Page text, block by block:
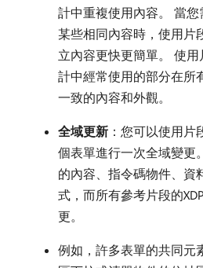
計中重複使用內容。 當
某些相同內容時，使用片
立內容更快更簡單。 使
計中經常使用的部分在所
一致的內容和外觀。
全域更新 ：您可以使用
個表單進行一次全域變更
的內容、指令碼物件、資
式，而所有參考片段的
更。
例如，許多表單的共同元